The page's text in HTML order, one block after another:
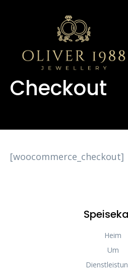
Checkout
[woocommerce_checkout]
Heim
Um